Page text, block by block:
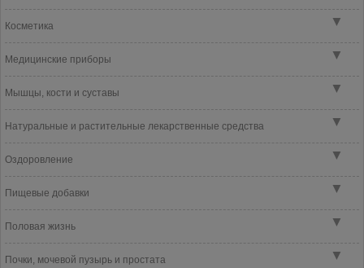
▼
Косметика
▼
Медицинские приборы
▼
Мышцы, кости и суставы
▼
Натуральные и растительные лекарственные средства
▼
Оздоровление
▼
Пищевые добавки
▼
Половая жизнь
▼
Почки, мочевой пузырь и простата